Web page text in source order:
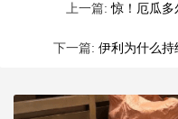
上一篇:惊！厄瓜多
下一篇: 伊利为什么持